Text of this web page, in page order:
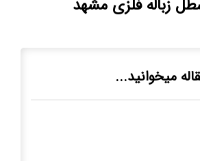
زباله فلزی مشهد
میخوانید...